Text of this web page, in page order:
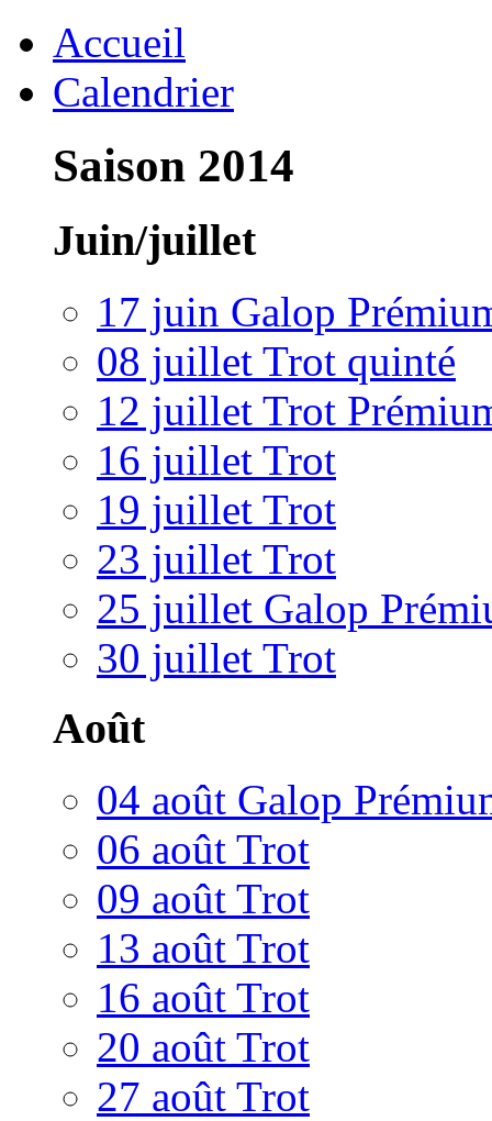
Accueil
Calendrier
Saison 2014
Juin/juillet
17 juin Galop
08 juillet Trot quinté
12 juillet Trot
16 juillet Trot
19 juillet Trot
23 juillet Trot
25 juillet Galop
30 juillet Trot
Août
04 août Galop
06 août Trot
09 août Trot
13 août Trot
16 août Trot
20 août Trot
27 août Trot